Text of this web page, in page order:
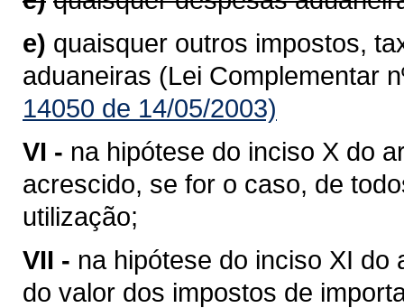
e) quaisquer outros impostos,
aduaneiras (Lei Complementar
14050 de 14/05/2003)
VI - na hipótese do inciso X do
acrescido, se for o caso, de
utilização;
VII - na hipótese do inciso XI do
do valor dos impostos de